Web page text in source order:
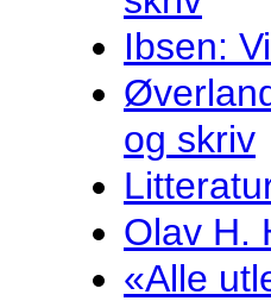
Ibsen:
og skriv
Olav H.
«Alle